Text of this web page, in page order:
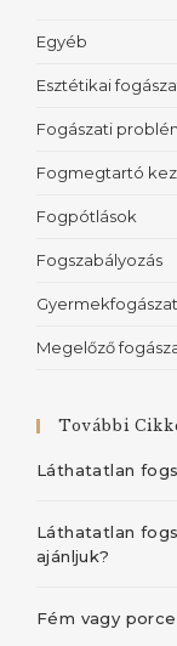
Egyéb
Esztétikai
Fogászati
Fogmegtartó
Fogpótlások
Fogszabályozás
Gyermekfogászat
Megelőző
További
Láthatatlan
Láthatatlan
ajánljuk?
Fém vagy